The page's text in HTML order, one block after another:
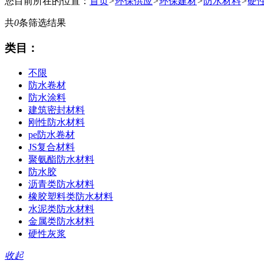
共0条筛选结果
类目：
不限
防水卷材
防水涂料
建筑密封材料
刚性防水材料
pe防水卷材
JS复合材料
聚氨酯防水材料
防水胶
沥青类防水材料
橡胶塑料类防水材料
水泥类防水材料
金属类防水材料
硬性灰浆
收起